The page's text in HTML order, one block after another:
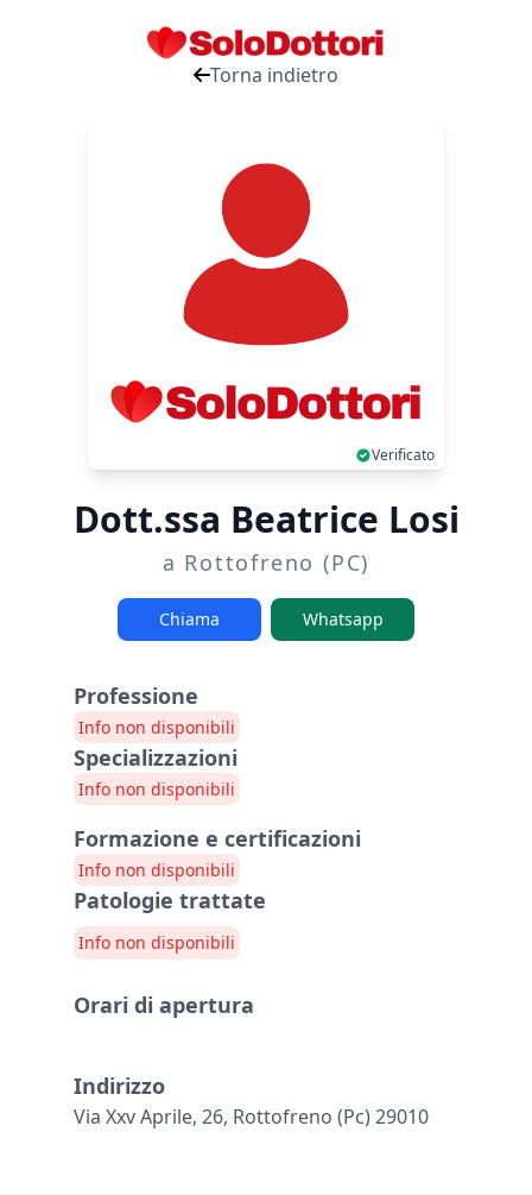
Torna indietro
Verificato
Dott.ssa Beatrice Losi
a Rottofreno (PC)
Chiama Whatsapp
Professione
Info non disponibili
Specializzazioni
Info non disponibili
Formazione e certificazioni
Info non disponibili
Patologie trattate
Info non disponibili
Orari di apertura
Indirizzo
Via Xxv Aprile, 26, Rottofreno (pc) 29010